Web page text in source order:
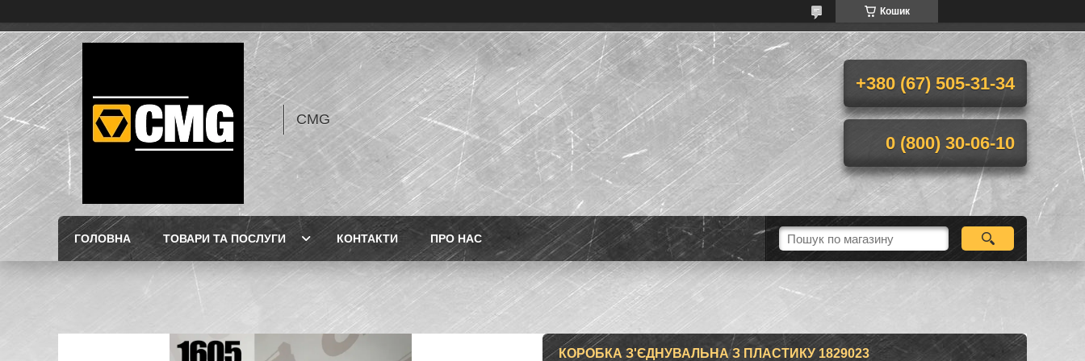
Кошик
CMG
+380 (67) 505-31-34
0 (800) 30-06-10
ГОЛОВНА ТОВАРИ ТА ПОСЛУГИ КОНТАКТИ ПРО НАС
КОРОБКА З'ЄДНУВАЛЬНА З ПЛАСТИКУ 1829023